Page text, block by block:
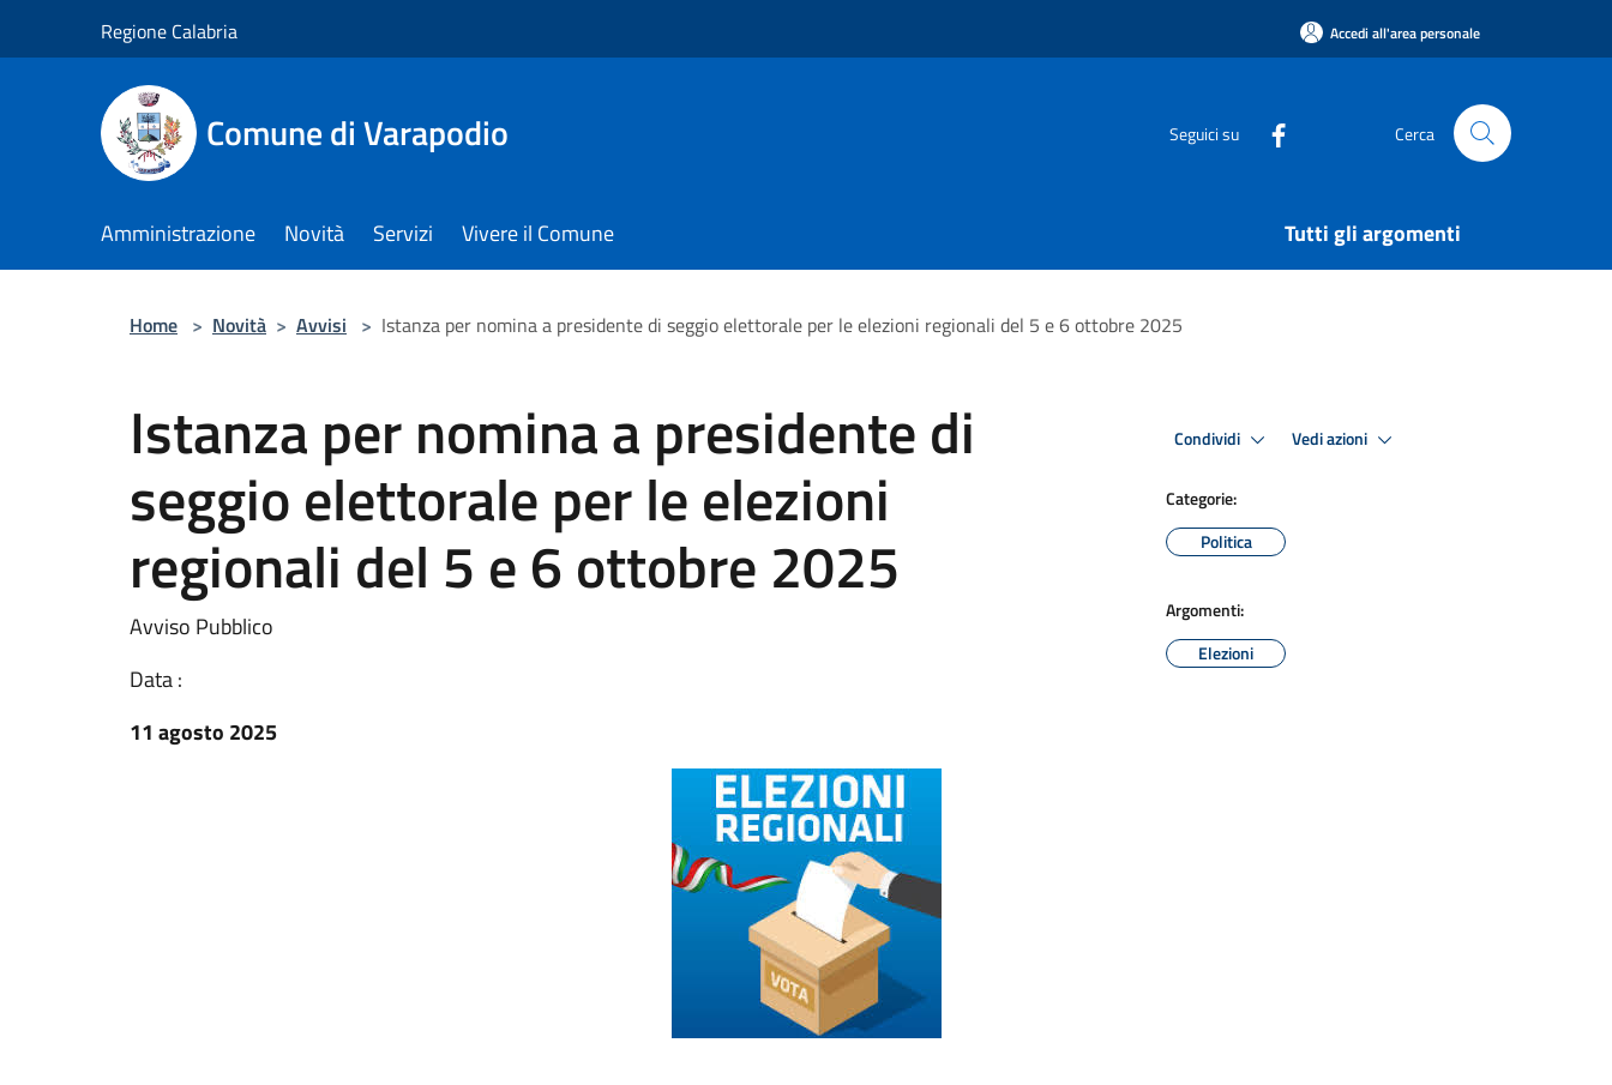
Regione Calabria Accedi all'area personale
Comune di Varapodio Seguici su Cerca
Amministrazione Novità Servizi Vivere il Comune Tutti gli argomenti
Home > Novità > Avvisi > Istanza per nomina a presidente di seggio elettorale per le elezioni regionali del 5 e 6 ottobre 2025
Istanza per nomina a presidente di
seggio elettorale per le elezioni
regionali del 5 e 6 ottobre 2025
Avviso Pubblico
Data :
11 agosto 2025
Condividi Vedi azioni
Categorie:
Politica
Argomenti:
Elezioni